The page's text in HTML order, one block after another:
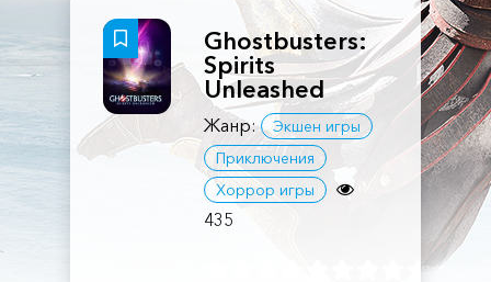
Ghostbusters:
Spirits
Unleashed
Жанр:
Экшен игры
Приключения
Хоррор игры
435